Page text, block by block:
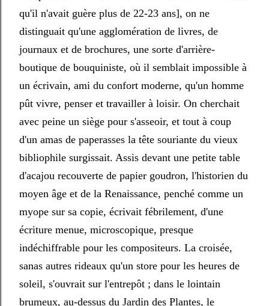
qu'il n'avait guère plus de 22-23 ans], on ne
distinguait qu'une agglomération de livres, de
journaux et de brochures, une sorte d'arrière-
boutique de bouquiniste, où il semblait impossible à
un écrivain, ami du confort moderne, qu'un homme
pût vivre, penser et travailler à loisir. On cherchait
avec peine un siège pour s'asseoir, et tout à coup
d'un amas de paperasses la tête souriante du vieux
bibliophile surgissait. Assis devant une petite table
d'acajou recouverte de papier goudron, l'historien du
moyen âge et de la Renaissance, penché comme un
myope sur sa copie, écrivait fébrilement, d'une
écriture menue, microscopique, presque
indéchiffrable pour les compositeurs. La croisée,
sanas autres rideaux qu'un store pour les heures de
soleil, s'ouvrait sur l'entrepôt ; dans le lointain
brumeux, au-dessus du Jardin des Plantes, le